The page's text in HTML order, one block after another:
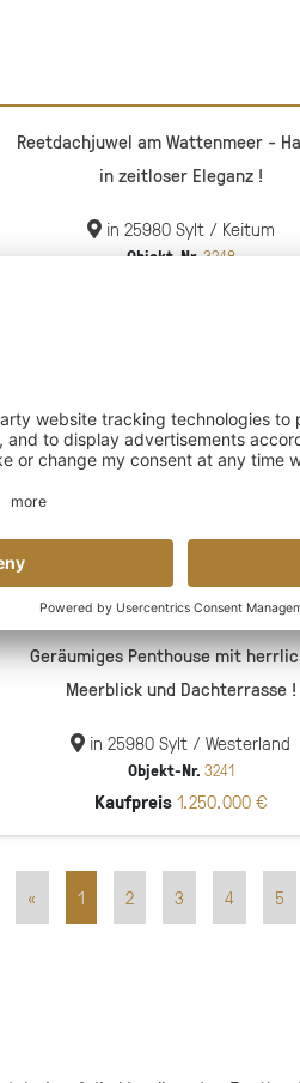
Reetdachjuwel am Wattenmeer -
in zeitloser Eleganz !
in 25980 Sylt / Keitum
Objekt-Nr. 3248
NEU
Geräumiges Penthouse mit
Meerblick und Dachterrasse !
in 25980 Sylt / Westerland
Objekt-Nr. 3241
Kaufpreis1.250.000 €
« 1 2 3 4 5